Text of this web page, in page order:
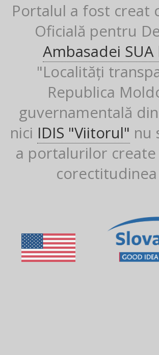
Portalul a fost creat
Oficială pentru
Ambasadei
"Localități
Republica
guvernamentală
nici IDIS "Viitorul" nu
a portalurilor